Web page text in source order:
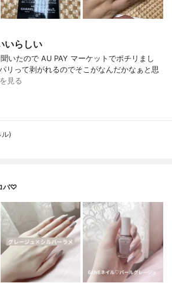
いらしい
いたので AU PAY マーケットでポチリまし
リって剥がれるのでそこがなんだかなぁと思
見る
)
バ♡